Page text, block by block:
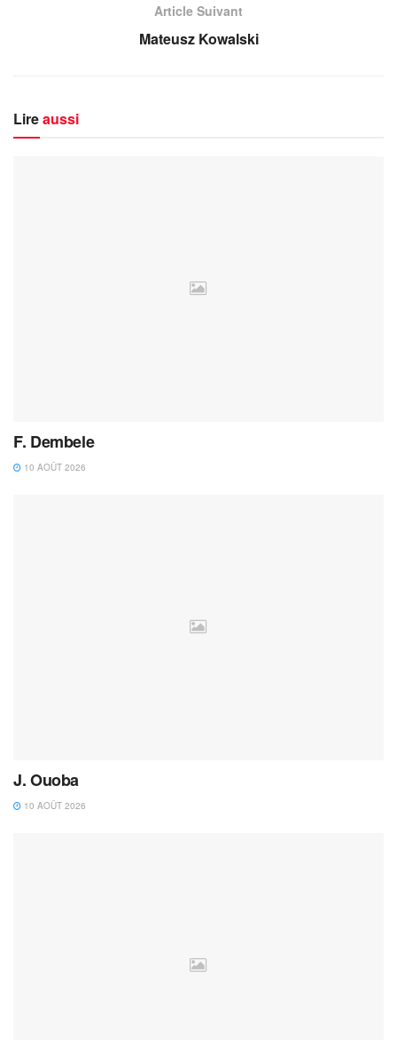
Article Suivant
Mateusz Kowalski
Lireaussi
F. Dembele
10 AOÛT 2026
J. Ouoba
10 AOÛT 2026